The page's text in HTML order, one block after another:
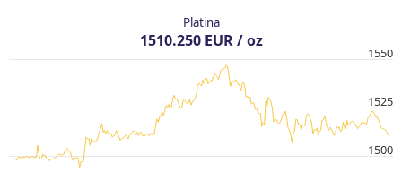
Platina
1510.250 EUR / oz
1500
1525
1550